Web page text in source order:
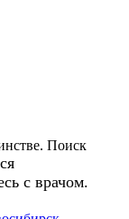
Поиск
с врачом.